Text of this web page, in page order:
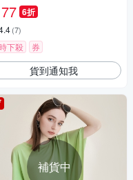
6折
(7)
下殺 券
貨到通知我
補貨中